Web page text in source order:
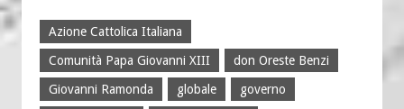
Azione Cattolica Italiana
Comunità Papa Giovanni XIII
don Oreste Benzi
Giovanni Ramonda
globale
governo